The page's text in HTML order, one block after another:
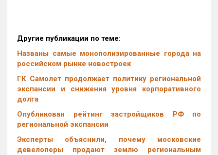
Другие публикации по теме:
Названы самые монополизированные города на
российском рынке новостроек
ГК Самолет продолжает политику региональной
экспансии и снижения уровня корпоративного
долга
Опубликован рейтинг застройщиков РФ по
региональной экспансии
Эксперты объяснили, почему московские
девелоперы продают землю региональным